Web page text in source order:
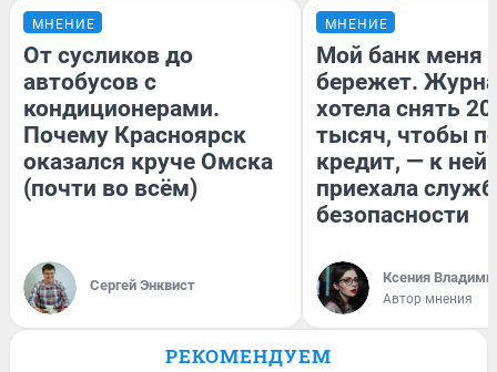
МНЕНИЕ
От сусликов до
автобусов с
кондиционерами.
Почему Красноярск
оказался круче Омска
(почти во всём)
Сергей Энквист
МНЕНИЕ
Мой банк меня
бережет.
хотела снять
тысяч, чтобы
кредит, — к
приехала
безопасности
Ксения
Автор мнения
РЕКОМЕНДУЕМ